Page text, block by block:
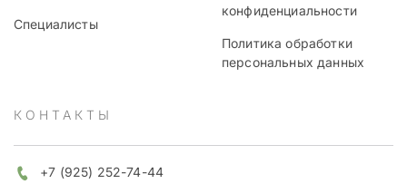
Специалисты
конфиденциальности
Политика обработки
персональных данных
КОНТАКТЫ
+7 (925) 252-74-44